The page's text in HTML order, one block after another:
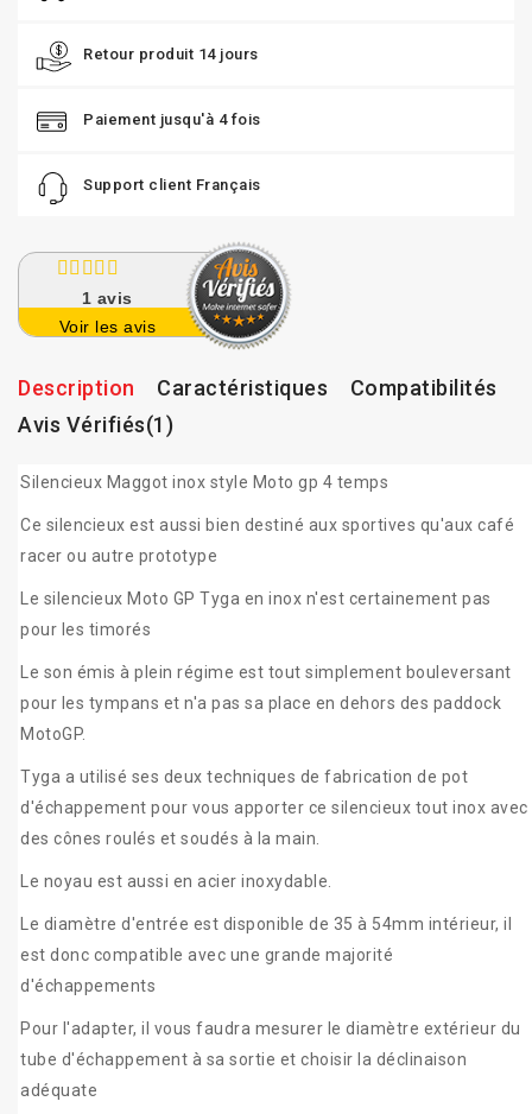
Retour produit 14 jours
Paiement jusqu'à 4 fois
Support client Français
1 avis
Voir les avis
Description Caractéristiques
Compatibilités
Avis Vérifiés(1)
Silencieux Maggot inox style Moto gp 4 temps
Ce silencieux est aussi bien destiné aux sportives qu'aux café
racer ou autre prototype
Le silencieux Moto GP Tyga en inox n'est certainement pas
pour les timorés
Le son émis à plein régime est tout simplement bouleversant
pour les tympans et n'a pas sa place en dehors des paddock
MotoGP.
Tyga a utilisé ses deux techniques de fabrication de pot
d'échappement pour vous apporter ce silencieux tout inox avec
des cônes roulés et soudés à la main.
Le noyau est aussi en acier inoxydable.
Le diamètre d'entrée est disponible de 35 à 54mm intérieur, il
est donc compatible avec une grande majorité
d'échappements
Pour l'adapter, il vous faudra mesurer le diamètre extérieur du
tube d'échappement à sa sortie et choisir la déclinaison
adéquate